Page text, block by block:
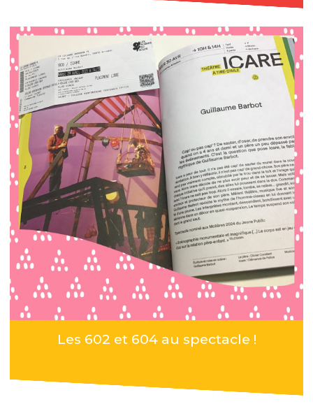
Les 602 et 604 au spectacle !